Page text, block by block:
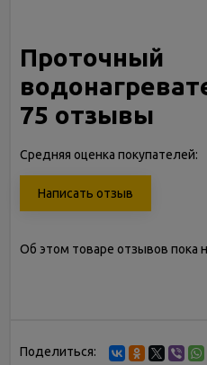
Проточный
75 отзывы
Средняя оценка покупателей:
Написать отзыв
Об этом товаре отзывов пока
Поделиться: